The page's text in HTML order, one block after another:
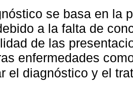
se basa en la
a la falta de
de las
enfermedades
el diagnóstico y el